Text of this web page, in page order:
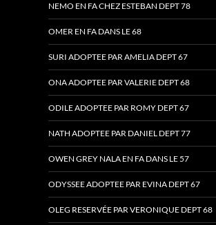
NEMO EN FA CHEZ ESTEBAN DEPT 78
OMER EN FA DANS LE 68
SURI ADOPTEE PAR AMELIA DEPT 67
ONA ADOPTEE PAR VALERIE DEPT 68
ODILE ADOPTEE PAR ROMY DEPT 67
NATH ADOPTEE PAR DANIEL DEPT 77
OWEN GREY NALA EN FA DANS LE 57
ODYSSEE ADOPTEE PAR EVINA DEPT 67
OLEG RESERVÉE PAR VERONIQUE DEPT 68